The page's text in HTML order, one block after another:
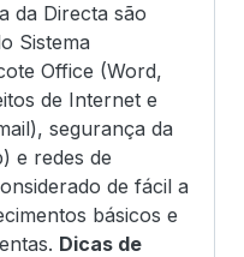
da Directa são
Sistema
Office (Word,
de Internet e
segurança da
e redes de
de fácil a
básicos e
Dicas de